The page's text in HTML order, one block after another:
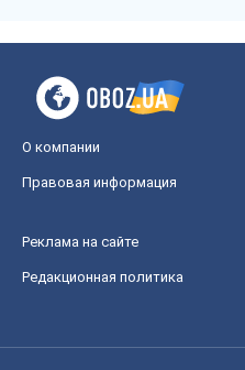
О компании
Правовая информация
Реклама на сайте
Редакционная политика